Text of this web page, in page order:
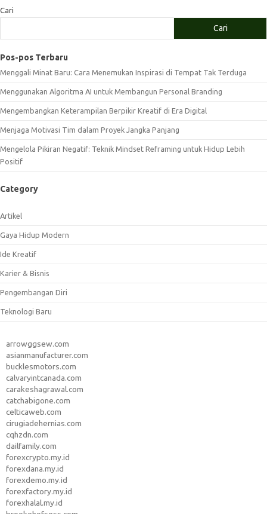
Cari
Cari
Pos-pos Terbaru
Menggali Minat Baru: Cara Menemukan Inspirasi di Tempat Tak Terduga
Menggunakan Algoritma AI untuk Membangun Personal Branding
Mengembangkan Keterampilan Berpikir Kreatif di Era Digital
Menjaga Motivasi Tim dalam Proyek Jangka Panjang
Mengelola Pikiran Negatif: Teknik Mindset Reframing untuk Hidup Lebih
Positif
Category
Artikel
Gaya Hidup Modern
Ide Kreatif
Karier & Bisnis
Pengembangan Diri
Teknologi Baru
arrowggsew.com
asianmanufacturer.com
bucklesmotors.com
calvaryintcanada.com
carakeshagrawal.com
catchabigone.com
celticaweb.com
cirugiadehernias.com
cqhzdn.com
dailfamily.com
forexcrypto.my.id
forexdana.my.id
forexdemo.my.id
forexfactory.my.id
forexhalal.my.id